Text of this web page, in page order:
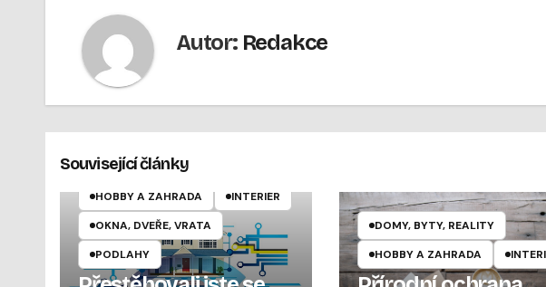
Autor: Redakce
Související články
DOMY, BYTY, REALITY
HOBBY A ZAHRADA
INTERIÉR
OKNA, DVEŘE, VRATA
PODLAHY
DOMY, BYTY, REALITY
HOBBY A ZAHRADA